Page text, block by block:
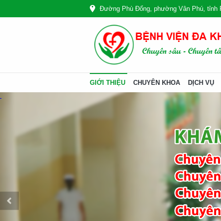
Đường Phù Đổng, phường Vân Phú, tỉnh
GIỚI THIỆU CHUYÊN KHOA DỊCH VỤ